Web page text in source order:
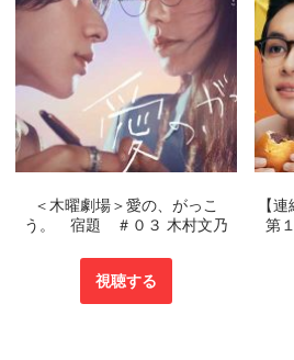
＜木曜劇場＞愛の、がっこ
う。 宿題 ＃０３ 木村文乃
視聴する
【
第